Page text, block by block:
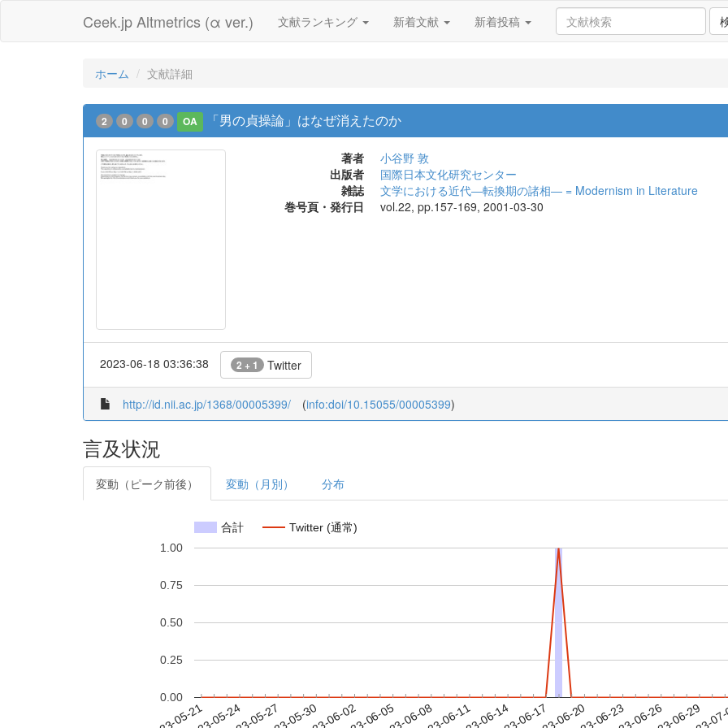
Ceek.jp Altmetrics (α ver.) 文献ランキング 新着文献 新着投稿
ホーム 文献詳細
2 0 0 0 OA 「男の貞操論」はなぜ消えたのか
著者
小谷野 敦
出版者
国際日本文化研究センター
雑誌
文学における近代―転換期の諸相― = Modernism in Literature
巻号頁・発行日
vol.22, pp.157-169, 2001-03-30
2023-06-18 03:36:38 2 + 1 Twitter
http://id.nii.ac.jp/1368/00005399/ (info:doi/10.15055/00005399)
言及状況
変動（ピーク前後） 変動（月別） 分布
合計 Twitter (通常)
0.00
0.25
0.50
0.75
1.00